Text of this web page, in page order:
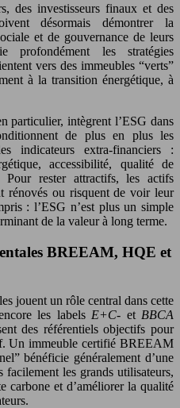
des investisseurs finaux et des
désormais démontrer la
et de gouvernance de leurs
profondément les stratégies
vers des immeubles “verts”
à la transition énergétique, à
particulier, intègrent l’ESG dans
de plus en plus les
indicateurs extra-financiers :
accessibilité, qualité de
Pour rester attractifs, les actifs
rénovés ou risquent de voir leur
: l’ESG n’est plus un simple
de la valeur à long terme.
BREEAM, HQE et
jouent un rôle central dans cette
les labels E+C‑ et BBCA
des référentiels objectifs pour
Un immeuble certifié BREEAM
bénéficie généralement d’une
les grands utilisateurs,
carbone et d’améliorer la qualité